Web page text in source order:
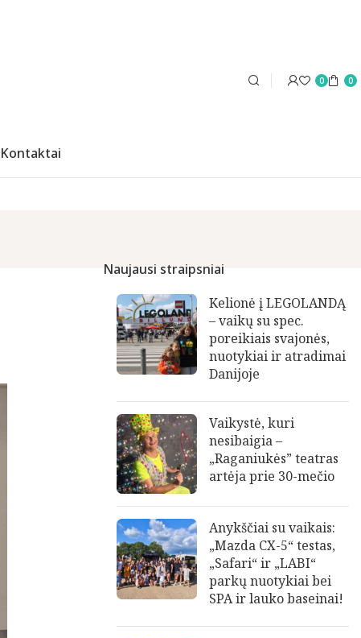
0 0
Kontaktai
Naujausi straipsniai
Kelionė į LEGOLANDĄ
– vaikų su spec.
poreikiais svajonės,
nuotykiai ir atradimai
Danijoje
Vaikystė, kuri
nesibaigia –
„Raganiukės” teatras
artėja prie 30-mečio
Anykščiai su vaikais:
„Mazda CX-5“ testas,
„Safari“ ir „LABI“
parkų nuotykiai bei
SPA ir lauko baseinai!